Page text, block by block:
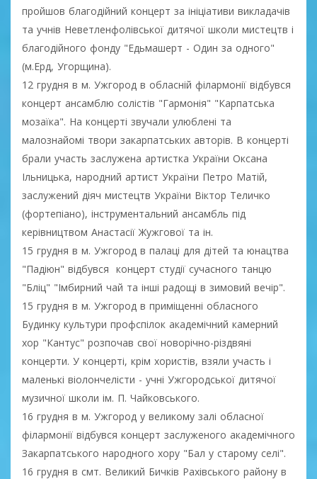
пройшов благодійний концерт за ініціативи викладачів
та учнів Неветленфолівської дитячої школи мистецтв і
благодійного фонду "Едьмашерт - Один за одного"
(м.Ерд, Угорщина).
12 грудня в м. Ужгород в обласній філармонії відбувся
концерт ансамблю солістів "Гармонія" "Карпатська
мозаїка". На концерті звучали улюблені та
малознайомі твори закарпатських авторів. В концерті
брали участь заслужена артистка України Оксана
Ільницька, народний артист України Петро Матій,
заслужений діяч мистецтв України Віктор Теличко
(фортепіано), інструментальний ансамбль під
керівництвом Анастасії Жужгової та ін.
15 грудня в м. Ужгород в палаці для дітей та юнацтва
"Падіюн" відбувся концерт студії сучасного танцю
"Бліц" "Імбирний чай та інші радощі в зимовий вечір".
15 грудня в м. Ужгород в приміщенні обласного
Будинку культури профспілок академічний камерний
хор "Кантус" розпочав свої новорічно-різдвяні
концерти. У концерті, крім хористів, взяли участь і
маленькі віолончелісти - учні Ужгородської дитячої
музичної школи ім. П. Чайковського.
16 грудня в м. Ужгород у великому залі обласної
філармонії відбувся концерт заслуженого академічного
Закарпатського народного хору "Бал у старому селі".
16 грудня в смт. Великий Бичків Рахівського району в